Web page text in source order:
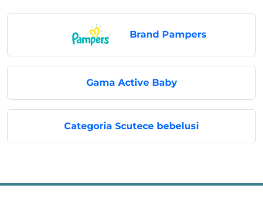
Brand Pampers
Gama Active Baby
Categoria Scutece bebelusi